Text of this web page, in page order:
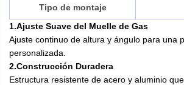
Tipo de montaje
1.Ajuste Suave del Muelle de Gas
Ajuste continuo de altura y ángulo para una
personalizada.
2.Construcción Duradera
Estructura resistente de acero y aluminio